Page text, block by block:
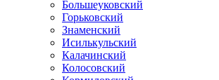
Большеуковский
Горьковский
Знаменский
Исилькульский
Калачинский
Колосовский